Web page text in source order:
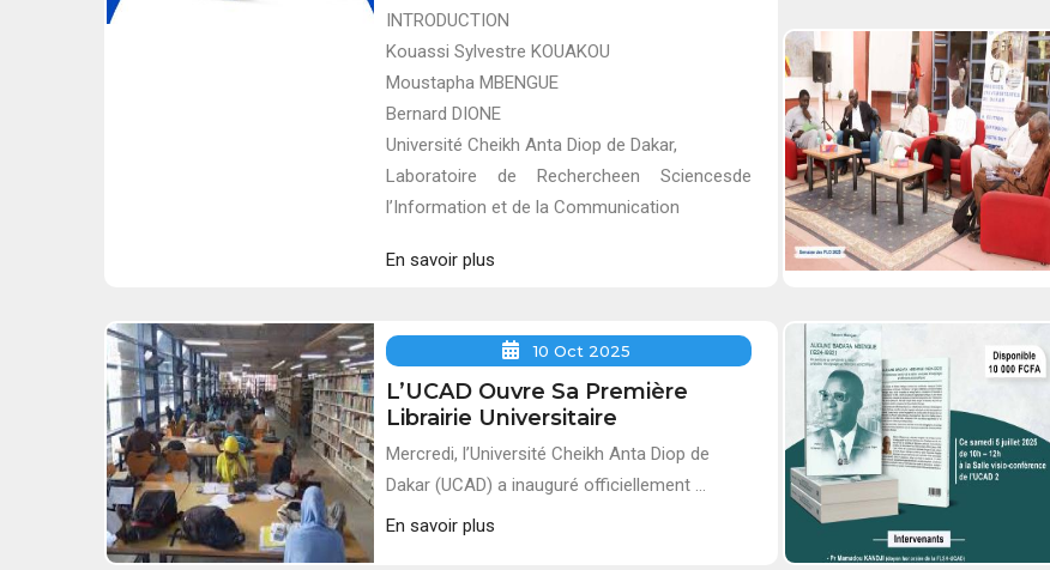
INTRODUCTION
Kouassi Sylvestre KOUAKOU
Moustapha MBENGUE
Bernard DIONE
Université Cheikh Anta Diop de Dakar,
Laboratoire de Rechercheen Sciencesde
l’Information et de la Communication
En savoir plus
10 Oct 2025
L’UCAD Ouvre Sa Première
Librairie Universitaire
Mercredi, l’Université Cheikh Anta Diop de
Dakar (UCAD) a inauguré officiellement ...
En savoir plus